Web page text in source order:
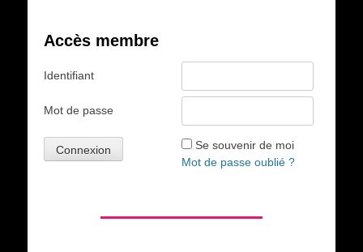
Accès membre
Identifiant
Mot de passe
Se souvenir de moi
Mot de passe oublié ?